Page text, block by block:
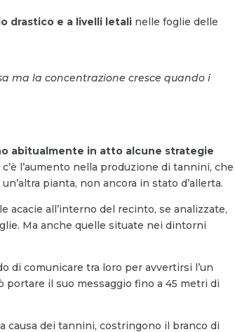
drastico e a livelli letali nelle foglie delle
ma la concentrazione cresce quando i
abitualmente in atto alcune strategie
l’aumento nella produzione di tannini, che
pianta, non ancora in stato d’allerta.
acacie all’interno del recinto, se analizzate,
Ma anche quelle situate nei dintorni
di comunicare tra loro per avvertirsi l’un
portare il suo messaggio fino a 45 metri di
causa dei tannini, costringono il branco di